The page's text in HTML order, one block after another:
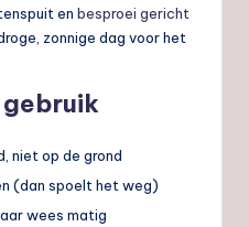
en besproei gericht
zonnige dag voor het
niet op de grond
(dan spoelt het weg)
wees matig